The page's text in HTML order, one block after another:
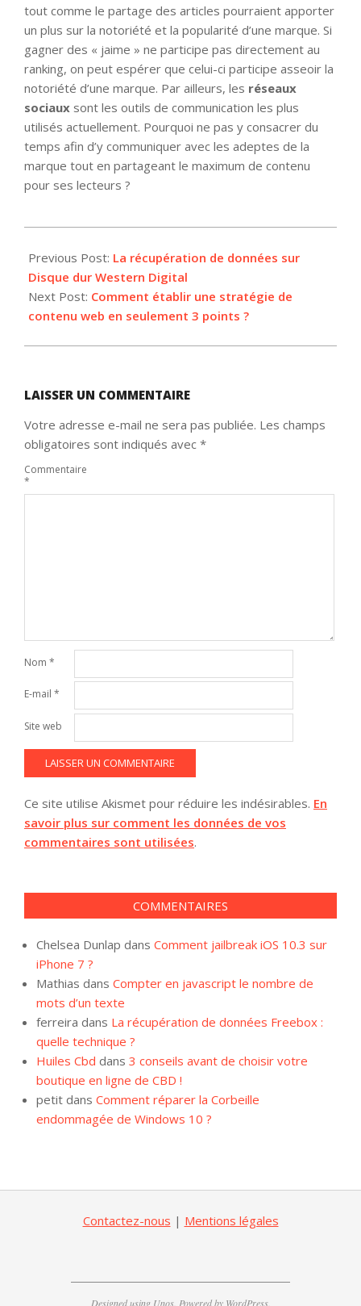
tout comme le partage des articles pourraient apporter
un plus sur la notoriété et la popularité d’une marque. Si
gagner des « jaime » ne participe pas directement au
ranking, on peut espérer que celui-ci participe asseoir la
notoriété d’une marque. Par ailleurs, les réseaux
sociaux sont les outils de communication les plus
utilisés actuellement. Pourquoi ne pas y consacrer du
temps afin d’y communiquer avec les adeptes de la
marque tout en partageant le maximum de contenu
pour ses lecteurs ?
03-
31
Previous Post: La récupération de données sur
Disque dur Western Digital
Next Post: Comment établir une stratégie de
contenu web en seulement 3 points ?
LAISSER UN COMMENTAIRE
Votre adresse e-mail ne sera pas publiée. Les champs
obligatoires sont indiqués avec *
Commentaire
*
Nom *
E-mail *
Site web
Ce site utilise Akismet pour réduire les indésirables. En
savoir plus sur comment les données de vos
commentaires sont utilisées.
COMMENTAIRES
Chelsea Dunlap dans Comment jailbreak iOS 10.3 sur
iPhone 7 ?
Mathias dans Compter en javascript le nombre de
mots d’un texte
ferreira dans La récupération de données Freebox :
quelle technique ?
Huiles Cbd dans 3 conseils avant de choisir votre
boutique en ligne de CBD !
petit dans Comment réparer la Corbeille
endommagée de Windows 10 ?
Contactez-nous | Mentions légales
Designed using Unos. Powered by WordPress.